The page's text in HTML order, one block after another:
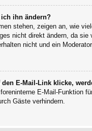
ihn ändern?
stehen, zeigen an, wie
nicht direkt ändern, da
nicht und ein
E-Mail-Link klicke,
E-Mail-Funktion
Gäste verhindern.